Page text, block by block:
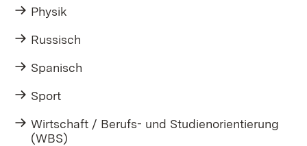
Physik
Russisch
Spanisch
Sport
Wirtschaft / Berufs- und Studienorientierung
(WBS)